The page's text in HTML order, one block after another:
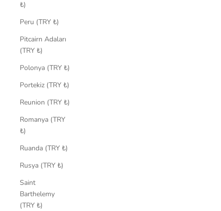
₺)
Peru (TRY ₺)
Pitcairn Adaları
(TRY ₺)
Polonya (TRY ₺)
Portekiz (TRY ₺)
Reunion (TRY ₺)
Romanya (TRY
₺)
Ruanda (TRY ₺)
Rusya (TRY ₺)
Saint
Barthelemy
(TRY ₺)